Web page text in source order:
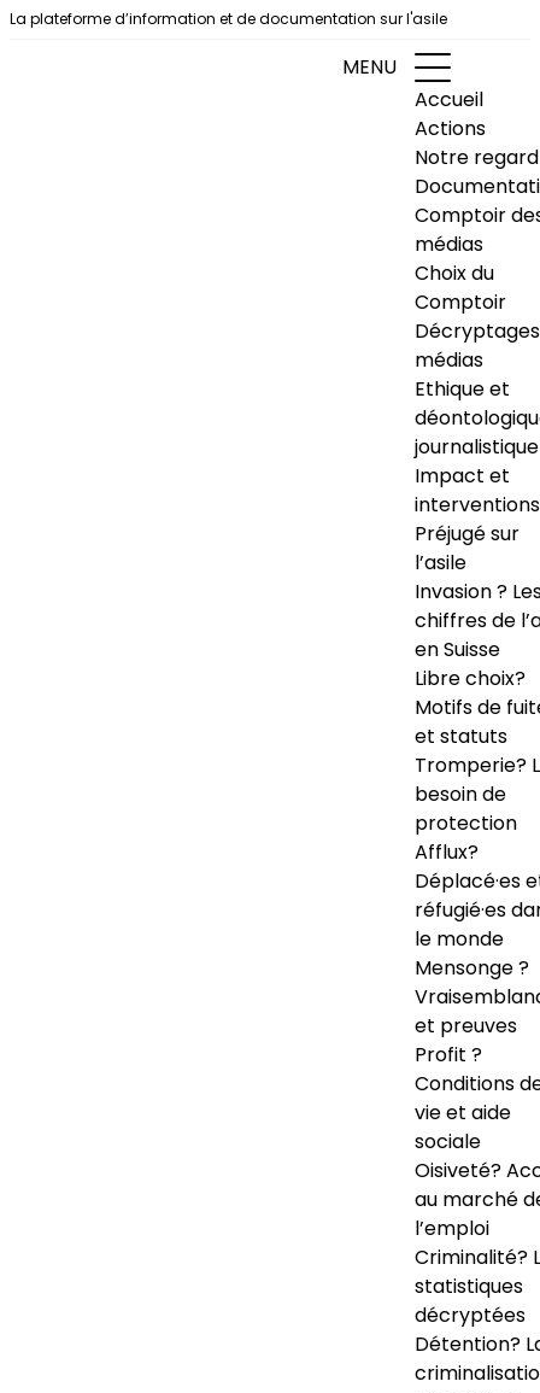
Aller au contenu
La plateforme d’information et de documentation sur l'asile
MENU
Accueil
Actions
Notre regard
Comptoir
médias
Choix du
Comptoir
Décryptages
médias
Ethique et
journalistique
Impact et
interventions
Préjugé sur
l’asile
Invasion ?
chiffres de
en Suisse
Libre choix?
Motifs de
et statuts
Tromperie?
besoin de
protection
Afflux?
Déplacé·es
réfugié·es
le monde
Mensonge ?
et preuves
Profit ?
Conditions
vie et aide
sociale
Oisiveté?
au marché
l’emploi
Criminalité?
statistiques
décryptées
Détention?